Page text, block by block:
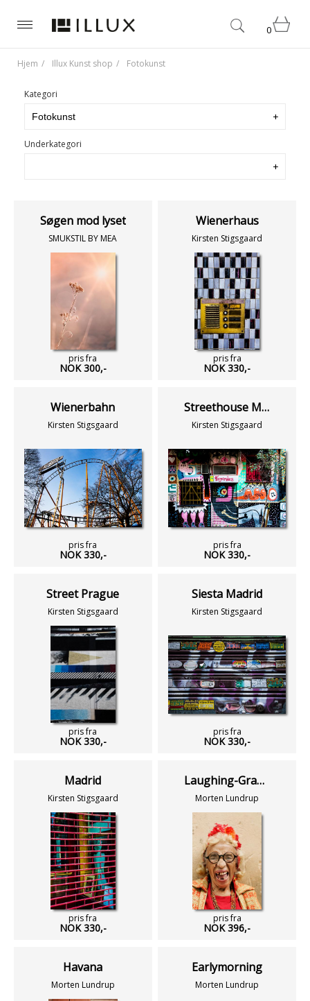
0
Hjem Illux Kunst shop Fotokunst
Kategori
Underkategori
Søgen mod lyset
SMUKSTIL BY MEA
pris fra
NOK 300,-
Wienerhaus
Kirsten Stigsgaard
pris fra
NOK 330,-
Wienerbahn
Kirsten Stigsgaard
pris fra
NOK 330,-
Streethouse Madrid
Kirsten Stigsgaard
pris fra
NOK 330,-
Street Prague
Kirsten Stigsgaard
pris fra
NOK 330,-
Siesta Madrid
Kirsten Stigsgaard
pris fra
NOK 330,-
Madrid
Kirsten Stigsgaard
pris fra
NOK 330,-
Laughing-Granny
Morten Lundrup
pris fra
NOK 396,-
Havana
Morten Lundrup
Earlymorning
Morten Lundrup